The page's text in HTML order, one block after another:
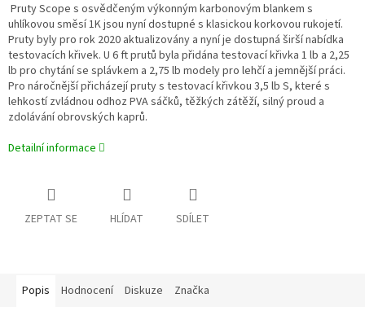
Pruty Scope s osvědčeným výkonným karbonovým blankem s
uhlíkovou směsí 1K jsou nyní dostupné s klasickou korkovou rukojetí.
Pruty byly pro rok 2020 aktualizovány a nyní je dostupná širší nabídka
testovacích křivek. U 6 ft prutů byla přidána testovací křivka 1 lb a 2,25
lb pro chytání se splávkem a 2,75 lb modely pro lehčí a jemnější práci.
Pro náročnější přicházejí pruty s testovací křivkou 3,5 lb S, které s
lehkostí zvládnou odhoz PVA sáčků, těžkých zátěží, silný proud a
zdolávání obrovských kaprů.
Detailní informace
ZEPTAT SE HLÍDAT SDÍLET
Popis Hodnocení Diskuze Značka